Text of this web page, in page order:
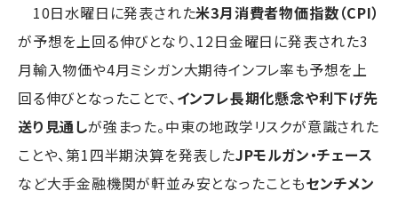
10日水曜日に発表された米3月消費者物価指数（CPI）
が予想を上回る伸びとなり、12日金曜日に発表された3
月輸入物価や4月ミシガン大期待インフレ率も予想を上
回る伸びとなったことで、 インフレ長期化懸念や利下げ先
送り見通しが強まった。中東の地政学リスクが意識された
ことや、第1四半期決算を発表したJPモルガン・チェース
など大手金融機関が軒並み安となったこともセンチメン